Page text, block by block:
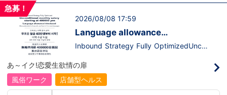
と思います。ご応募お待ちしておりま
のある方には必要な席をしっかりご用意で
入社後、最短で8ヶ月で店長になった先輩
もいます。その先輩のあとにアナタも続き
ませんか！？勿論、男性だけではなく女性
も活躍中。ハピネスグループ初の女性店長
イトレジャー業界だからといって一般大手
企業様に引けを取らない体制で取り組んで
いる会社です。そのため、誰もが安心して
入社・勤務のできる環境なのです。それで
急募！
2026/08/08 17:59
Language allowance
introduced/推出語言津貼
Inbound Strategy Fully OptimizedUncon
00 yenLanguage allowance introduced
More preferential for those who are fluen
t in 3 or more languages인바운드 대책 철
저 공략무조건 월급 40만엔부터 시작!어
あ～イク!恋愛生欲情の扉
風俗ワーク
店舗型ヘルス